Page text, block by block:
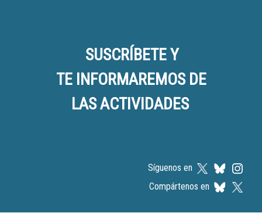
SUSCRÍBETE Y
TE INFORMAREMOS DE
LAS ACTIVIDADES
Síguenos en
Compártenos en